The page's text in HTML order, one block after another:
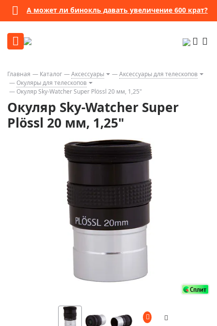
А может ли бинокль давать увеличение 600 крат?
Главная Каталог Аксессуары
Аксессуары для телескопов
Окуляры для телескопов
Окуляр Sky-Watcher Super Plössl 20 мм, 1,25"
Окуляр Sky-Watcher Super
Plössl 20 мм, 1,25"